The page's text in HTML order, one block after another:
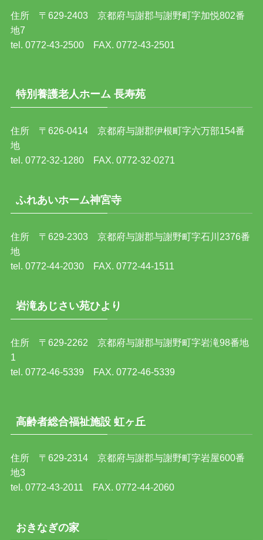
住所 〒629-2403 京都府与謝郡与謝野町字加悦802番
地7
tel. 0772-43-2500 FAX. 0772-43-2501
特別養護老人ホーム 長寿苑
住所 〒626-0414 京都府与謝郡伊根町字六万部154番
地
tel. 0772-32-1280 FAX. 0772-32-0271
ふれあいホーム神宮寺
住所 〒629-2303 京都府与謝郡与謝野町字石川2376番
地
tel. 0772-44-2030 FAX. 0772-44-1511
岩滝あじさい苑ひより
住所 〒629-2262 京都府与謝郡与謝野町字岩滝98番地
1
tel. 0772-46-5339 FAX. 0772-46-5339
高齢者総合福祉施設 虹ヶ丘
住所 〒629-2314 京都府与謝郡与謝野町字岩屋600番
地3
tel. 0772-43-2011 FAX. 0772-44-2060
おきなぎの家